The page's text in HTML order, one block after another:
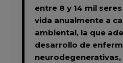
entre 8 y 14 mil
vida anualmente a
ambiental, la que
desarrollo de